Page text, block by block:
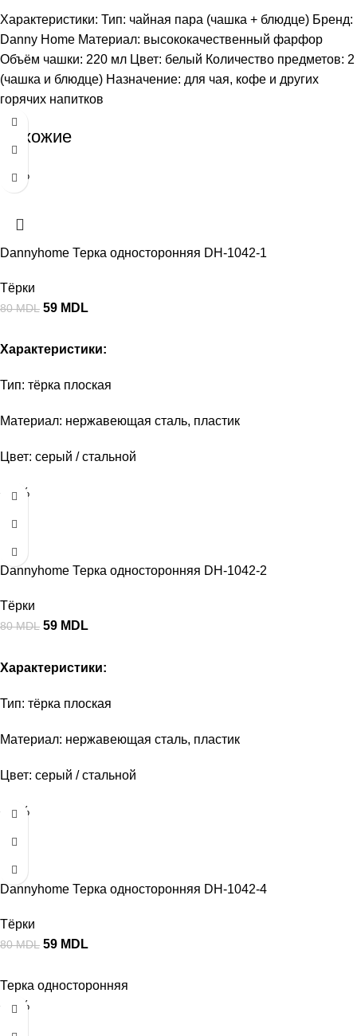
Характеристики: Тип: чайная пара (чашка + блюдце) Бренд:
Danny Home Материал: высококачественный фарфор
Объём чашки: 220 мл Цвет: белый Количество предметов: 2
(чашка и блюдце) Назначение: для чая, кофе и других
горячих напитков
Похожие
-26%
Dannyhome Терка односторонняя DH-1042-1
Тёрки
80MDL 59 MDL
Характеристики:
Тип: тёрка плоская
Материал: нержавеющая сталь, пластик
Цвет: серый / стальной
-26%
Dannyhome Терка односторонняя DH-1042-2
Тёрки
80MDL 59 MDL
Характеристики:
Тип: тёрка плоская
Материал: нержавеющая сталь, пластик
Цвет: серый / стальной
-26%
Dannyhome Терка односторонняя DH-1042-4
Тёрки
80MDL 59 MDL
Терка односторонняя
-40%